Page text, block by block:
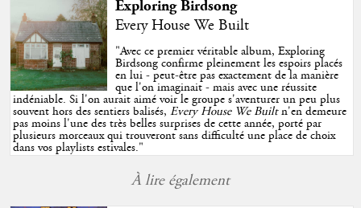
Exploring Birdsong
Every House We Built
"Avec ce premier véritable album, Exploring
Birdsong confirme pleinement les espoirs placés
en lui - peut-être pas exactement de la manière
que l'on imaginait - mais avec une réussite
indéniable. Si l'on aurait aimé voir le groupe s'aventurer un peu plus
souvent hors des sentiers balisés,Every House We Builtn'en demeure
pas moins l'une des très belles surprises de cette année, porté par
plusieurs morceaux qui trouveront sans difficulté une place de choix
dans vos playlists estivales."
À lire également